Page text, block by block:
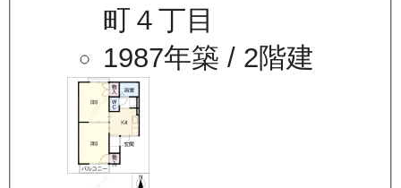
町４丁目
1987年築 / 2階建